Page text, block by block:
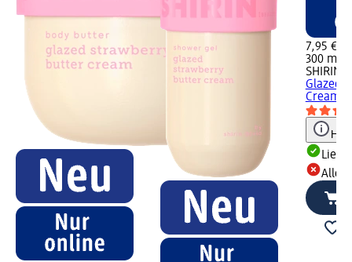
7,95 €
300 ml
SHIRIN
Glazed
Cream,
Alle